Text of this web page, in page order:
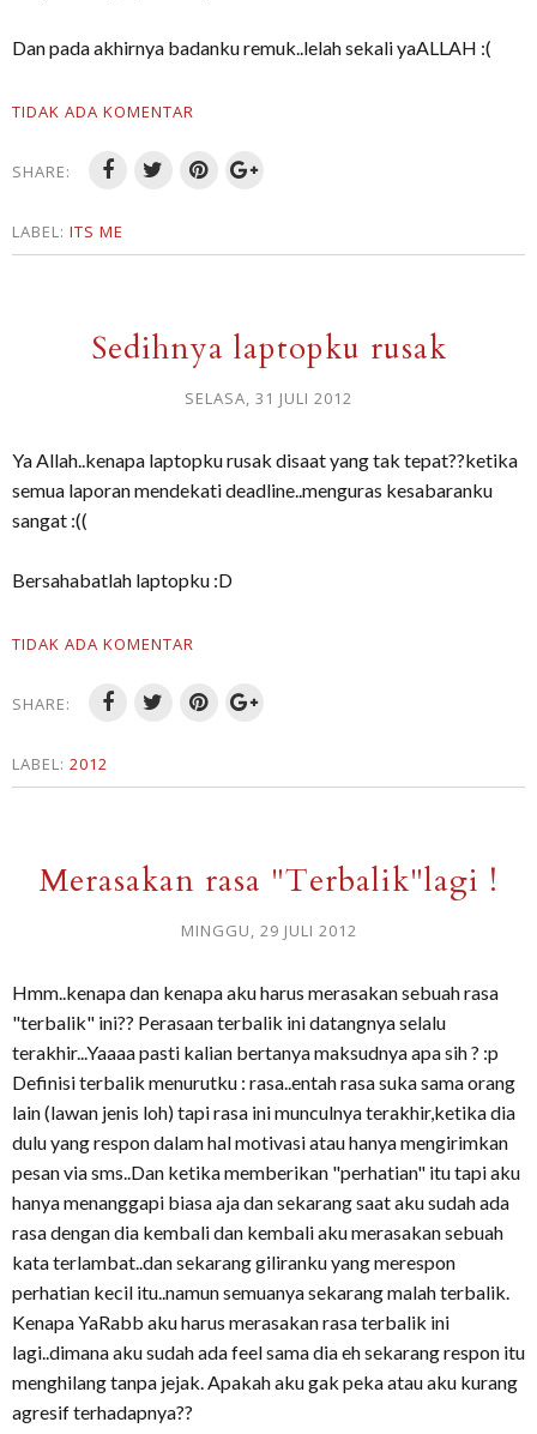
Dan pada akhirnya badanku remuk..lelah sekali yaALLAH :(
TIDAK ADA KOMENTAR
SHARE:
LABEL: ITS ME
Sedihnya laptopku rusak
SELASA, 31 JULI 2012
Ya Allah..kenapa laptopku rusak disaat yang tak tepat??ketika
semua laporan mendekati deadline..menguras kesabaranku
sangat :((
Bersahabatlah laptopku :D
TIDAK ADA KOMENTAR
SHARE:
LABEL: 2012
Merasakan rasa "Terbalik"lagi !
MINGGU, 29 JULI 2012
Hmm..kenapa dan kenapa aku harus merasakan sebuah rasa
"terbalik" ini?? Perasaan terbalik ini datangnya selalu
terakhir...Yaaaa pasti kalian bertanya maksudnya apa sih ? :p
Definisi terbalik menurutku : rasa..entah rasa suka sama orang
lain (lawan jenis loh) tapi rasa ini munculnya terakhir,ketika dia
dulu yang respon dalam hal motivasi atau hanya mengirimkan
pesan via sms..Dan ketika memberikan "perhatian" itu tapi aku
hanya menanggapi biasa aja dan sekarang saat aku sudah ada
rasa dengan dia kembali dan kembali aku merasakan sebuah
kata terlambat..dan sekarang giliranku yang merespon
perhatian kecil itu..namun semuanya sekarang malah terbalik.
Kenapa YaRabb aku harus merasakan rasa terbalik ini
lagi..dimana aku sudah ada feel sama dia eh sekarang respon itu
menghilang tanpa jejak. Apakah aku gak peka atau aku kurang
agresif terhadapnya??